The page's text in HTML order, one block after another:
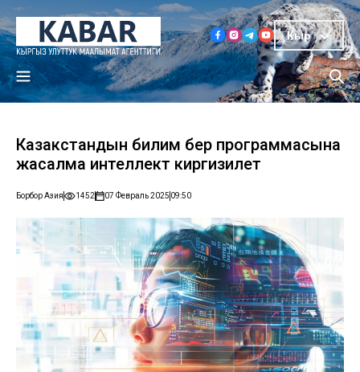
Кыр
Казакстандын билим берүү программасына
жасалма интеллект киргизилет
Борбор Азия 1452 07 Февраль 2025 09:50